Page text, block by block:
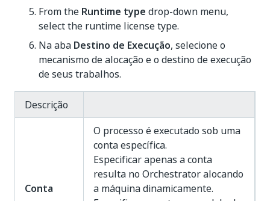
From the Runtime type drop-down menu,
select the runtime license type.
Na aba Destino de Execução, selecione o
mecanismo de alocação e o destino de execução
de seus trabalhos.
Descrição
Conta
O processo é executado sob uma
conta específica.
Especificar apenas a conta
resulta no Orchestrator alocando
a máquina dinamicamente.